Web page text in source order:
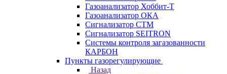
Газоанализатор Хоббит-Т
Газоанализатор ОКА
Сигнализатор СТМ
Сигнализатор SEITRON
Системы контроля загазованности
КАРБОН
Пункты газорегулирующие
Назад